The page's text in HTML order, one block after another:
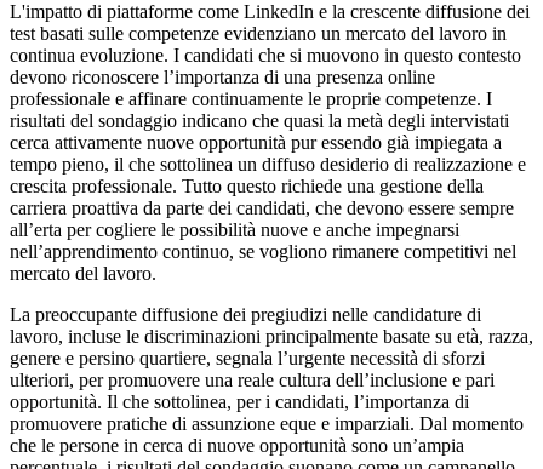
L'impatto di piattaforme come LinkedIn e la crescente diffusione dei
test basati sulle competenze evidenziano un mercato del lavoro in
continua evoluzione. I candidati che si muovono in questo contesto
devono riconoscere l’importanza di una presenza online
professionale e affinare continuamente le proprie competenze. I
risultati del sondaggio indicano che quasi la metà degli intervistati
cerca attivamente nuove opportunità pur essendo già impiegata a
tempo pieno, il che sottolinea un diffuso desiderio di realizzazione e
crescita professionale. Tutto questo richiede una gestione della
carriera proattiva da parte dei candidati, che devono essere sempre
all’erta per cogliere le possibilità nuove e anche impegnarsi
nell’apprendimento continuo, se vogliono rimanere competitivi nel
mercato del lavoro.
La preoccupante diffusione dei pregiudizi nelle candidature di
lavoro, incluse le discriminazioni principalmente basate su età, razza,
genere e persino quartiere, segnala l’urgente necessità di sforzi
ulteriori, per promuovere una reale cultura dell’inclusione e pari
opportunità. Il che sottolinea, per i candidati, l’importanza di
promuovere pratiche di assunzione eque e imparziali. Dal momento
che le persone in cerca di nuove opportunità sono un’ampia